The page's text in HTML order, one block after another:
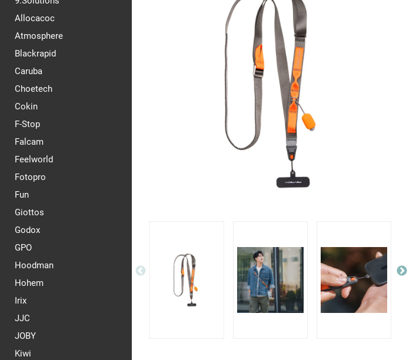
Allocacoc
Atmosphere
Blackrapid
Caruba
Choetech
Cokin
F-Stop
Falcam
Feelworld
Fotopro
Fun
Giottos
Godox
GPO
Hoodman
Hohem
Irix
JJC
JOBY
Kiwi